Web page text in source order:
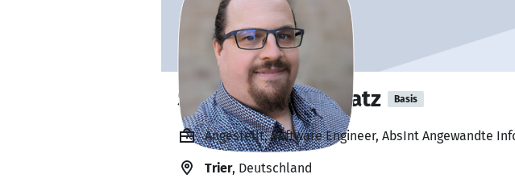
Stefan Bodenschatz Basis
Angestellt, Software Engineer, AbsInt Angewandte
Trier, Deutschland